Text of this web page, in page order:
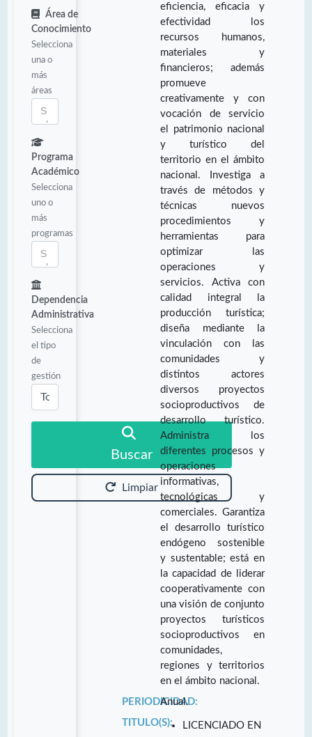
Área de
Conocimiento
Selecciona
una o
más
áreas
Programa
Académico
Selecciona
uno o
más
programas
Dependencia
Administrativa
Selecciona
el tipo
de
gestión
Buscar
Limpiar
eficiencia, eficacia y
efectividad los
recursos humanos,
materiales y
financieros; además
promueve
creativamente y con
vocación de servicio
el patrimonio nacional
y turístico del
territorio en el ámbito
nacional. Investiga a
través de métodos y
técnicas nuevos
procedimientos y
herramientas para
optimizar las
operaciones y
servicios. Activa con
calidad integral la
producción turística;
diseña mediante la
vinculación con las
comunidades y
distintos actores
diversos proyectos
socioproductivos de
desarrollo turístico.
Administra los
diferentes procesos y
operaciones
informativas,
tecnológicas y
comerciales. Garantiza
el desarrollo turístico
endógeno sostenible
y sustentable; está en
la capacidad de liderar
cooperativamente con
una visión de conjunto
proyectos turísticos
socioproductivos en
comunidades,
regiones y territorios
en el ámbito nacional.
PERIODICIDAD:
Anual.
TITULO(S):
LICENCIADO EN